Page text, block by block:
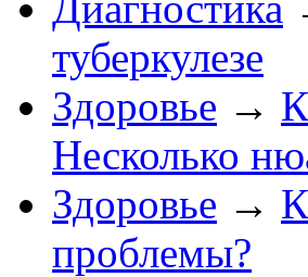
туберкулезе
Здоровье →
Несколько
Здоровье →
проблемы?